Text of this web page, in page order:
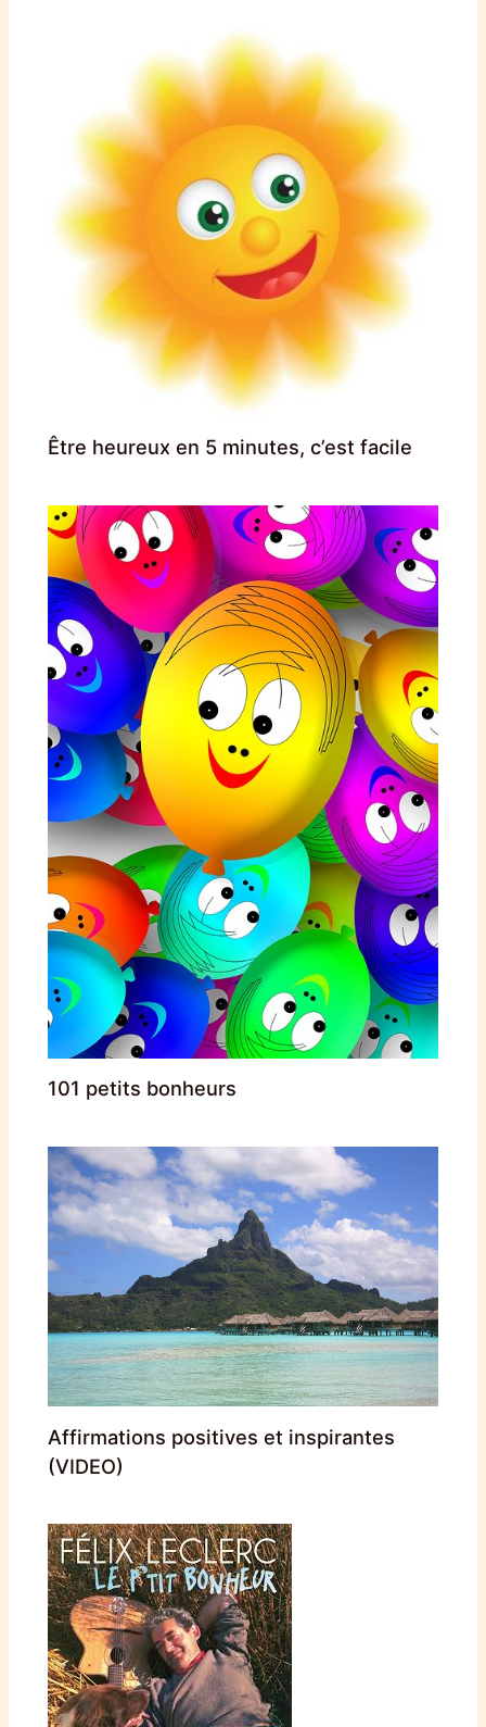
Être heureux en 5 minutes, c’est facile
101 petits bonheurs
Affirmations positives et inspirantes
(VIDEO)